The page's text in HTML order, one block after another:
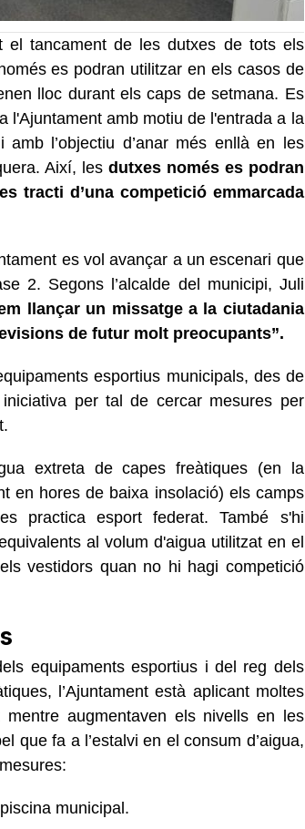
el tancament de les dutxes de tots els
es podran utilitzar en els casos de
lloc durant els caps de setmana. Es
l'Ajuntament amb motiu de l'entrada a la
i amb l’objectiu d’anar més enllà en les
Així, les dutxes només es podran
tracti d’una competició emmarcada
es vol avançar a un escenari que
2. Segons l’alcalde del municipi, Juli
llançar un missatge a la ciutadania
de futur molt preocupants”.
esportius municipals, des de
per tal de cercar mesures per
extreta de capes freàtiques (en la
en hores de baixa insolació) els camps
practica esport federat. També s'hi
al volum d'aigua utilitzat en el
vestidors quan no hi hagi competició
equipaments esportius i del reg dels
l’Ajuntament està aplicant moltes
augmentaven els nivells en les
que fa a l’estalvi en el consum d’aigua,
municipal.